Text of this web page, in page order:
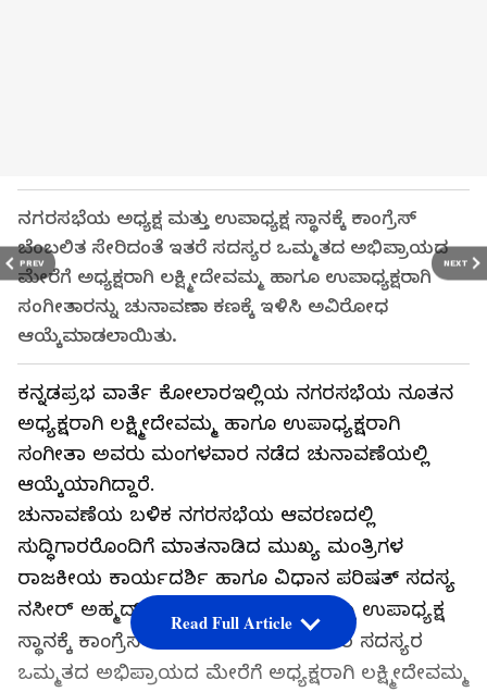
PREV NEXT
ನಗರಸಭೆಯ ಅಧ್ಯಕ್ಷ ಮತ್ತು ಉಪಾಧ್ಯಕ್ಷ ಸ್ಥಾನಕ್ಕೆ ಕಾಂಗ್ರೆಸ್
ಬೆಂಬಲಿತ ಸೇರಿದಂತೆ ಇತರೆ ಸದಸ್ಯರ ಒಮ್ಮತದ ಅಭಿಪ್ರಾಯದ
ಮೇರೆಗೆ ಅಧ್ಯಕ್ಷರಾಗಿ ಲಕ್ಷ್ಮೀದೇವಮ್ಮ ಹಾಗೂ ಉಪಾಧ್ಯಕ್ಷರಾಗಿ
ಸಂಗೀತಾರನ್ನು ಚುನಾವಣಾ ಕಣಕ್ಕೆ ಇಳಿಸಿ ಅವಿರೋಧ
ಆಯ್ಕೆಮಾಡಲಾಯಿತು.
ಕನ್ನಡಪ್ರಭ ವಾರ್ತೆ ಕೋಲಾರಇಲ್ಲಿಯ ನಗರಸಭೆಯ ನೂತನ
ಅಧ್ಯಕ್ಷರಾಗಿ ಲಕ್ಷ್ಮೀದೇವಮ್ಮ ಹಾಗೂ ಉಪಾಧ್ಯಕ್ಷರಾಗಿ
ಸಂಗೀತಾ ಅ‍ವರು ಮಂಗಳವಾರ ನಡೆದ ಚುನಾವಣೆಯಲ್ಲಿ
ಆಯ್ಕೆಯಾಗಿದ್ದಾರೆ.
ಚುನಾವಣೆಯ ಬಳಿಕ ನಗರಸಭೆಯ ಆವರಣದಲ್ಲಿ
ಸುದ್ಧಿಗಾರರೊಂದಿಗೆ ಮಾತನಾಡಿದ ಮುಖ್ಯ ಮಂತ್ರಿಗಳ
ರಾಜಕೀಯ ಕಾರ್ಯದರ್ಶಿ ಹಾಗೂ ವಿಧಾನ ಪರಿಷತ್ ಸದಸ್ಯ
ನಸೀರ್ ಅಹ್ಮದ್, ನಗರಸಭೆಯ ಅಧ್ಯಕ್ಷ ಮತ್ತು ಉಪಾಧ್ಯಕ್ಷ
ಸ್ಥಾನಕ್ಕೆ ಕಾಂಗ್ರೆಸ್ ಬೆಂಬಲಿತ ಸೇರಿದಂತೆ ಇತರೆ ಸದಸ್ಯರ
ಒಮ್ಮತದ ಅಭಿಪ್ರಾಯದ ಮೇರೆಗೆ ಅಧ್ಯಕ್ಷರಾಗಿ ಲಕ್ಷ್ಮೀದೇವಮ್ಮ
Read Full Article